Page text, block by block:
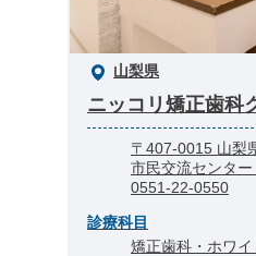
山梨県
ニッコリ矯正歯科
〒407-0015 山梨
市民交流センタ
0551-22-0550
診療科目
矯正歯科・ホワ